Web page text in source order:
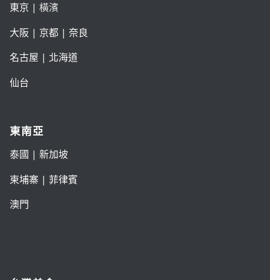
東京 | 橫濱
大阪 | 京都| 奈良
名古屋 | 北海道
仙台
東南亞
泰國 | 新加坡
柬埔寨 | 菲律賓
澳門